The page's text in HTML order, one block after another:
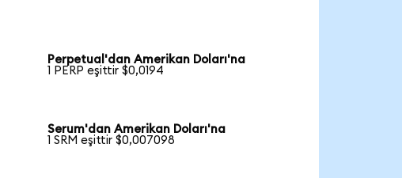
Perpetual'dan Amerikan Doları'na
1 PERP eşittir $0,0194
Serum'dan Amerikan Doları'na
1 SRM eşittir $0,007098